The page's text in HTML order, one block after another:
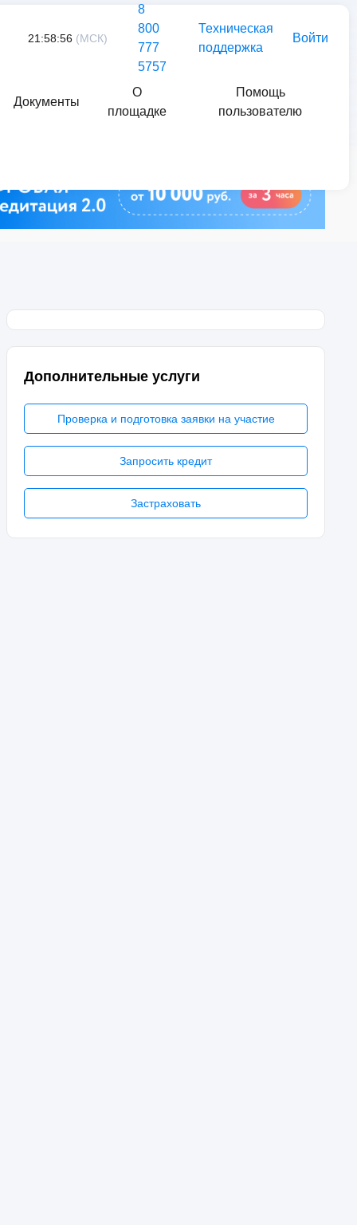
21:58:56 (МСК)
8
800
777
5757
Техническая
поддержка
Войти
Документы
О
площадке
Помощь
пользователю
Дополнительные услуги
Проверка и подготовка заявки на участие
Запросить кредит
Застраховать